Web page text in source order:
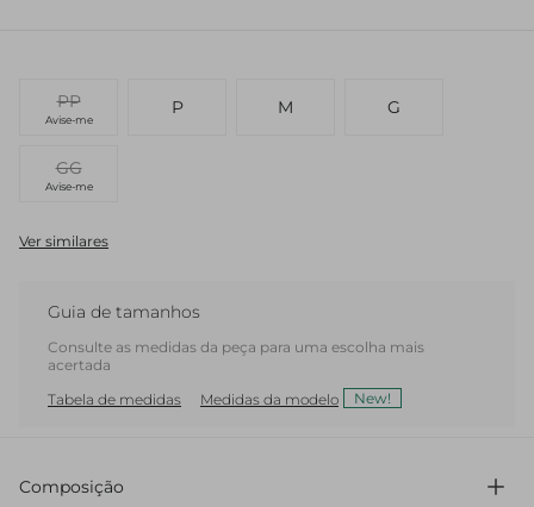
PP
Avise-me
P M G
GG
Avise-me
Ver similares
Guia de tamanhos
Consulte as medidas da peça para uma escolha mais
acertada
Tabela de medidas
Medidas da modelo New!
Composição